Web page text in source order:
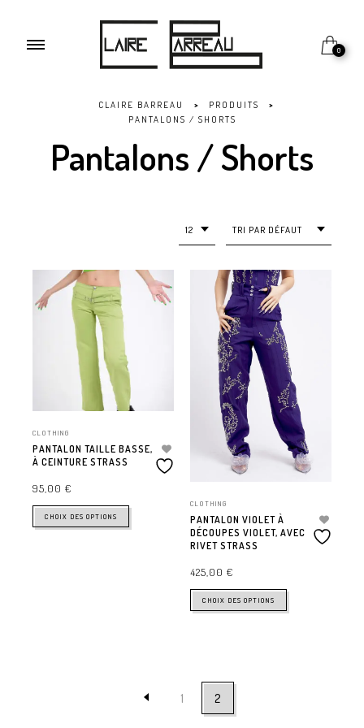
0
CLAIRE BARREAU > PRODUITS
>
PANTALONS / SHORTS
Pantalons / Shorts
12 TRI PAR DÉFAUT
CLOTHING
PANTALON TAILLE BASSE,
À CEINTURE STRASS
95,00 €
CHOIX DES OPTIONS
CLOTHING
PANTALON VIOLET À
DÉCOUPES VIOLET, AVEC
RIVET STRASS
425,00 €
CHOIX DES OPTIONS
1 2